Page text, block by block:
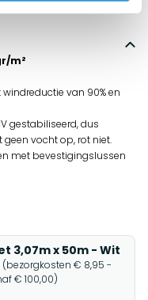
m²
van 90% en
gestabiliseerd, dus
vocht op, rot niet.
met bevestigingslussen
3,07m x 50m - Wit
(bezorgkosten € 8,95 -
€ 100,00)